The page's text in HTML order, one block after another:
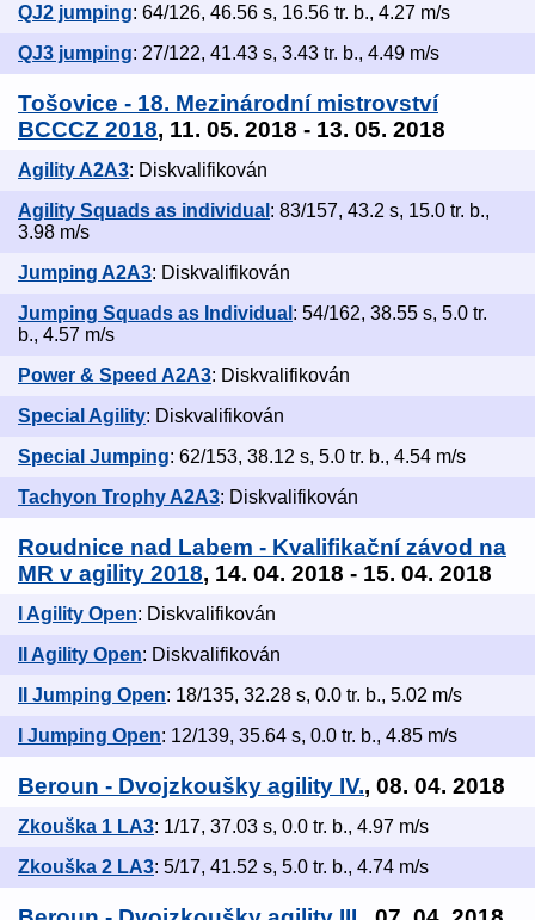
QJ2 jumping: 64/126, 46.56 s, 16.56 tr. b., 4.27 m/s
QJ3 jumping: 27/122, 41.43 s, 3.43 tr. b., 4.49 m/s
Tošovice - 18. Mezinárodní mistrovství
BCCCZ 2018, 11. 05. 2018 - 13. 05. 2018
Agility A2A3: Diskvalifikován
Agility Squads as individual : 83/157, 43.2 s, 15.0 tr. b.,
3.98 m/s
Jumping A2A3: Diskvalifikován
Jumping Squads as Individual : 54/162, 38.55 s, 5.0 tr.
b., 4.57 m/s
Power & Speed A2A3: Diskvalifikován
Special Agility: Diskvalifikován
Special Jumping: 62/153, 38.12 s, 5.0 tr. b., 4.54 m/s
Tachyon Trophy A2A3: Diskvalifikován
Roudnice nad Labem - Kvalifikační závod na
MR v agility 2018, 14. 04. 2018 - 15. 04. 2018
I Agility Open: Diskvalifikován
II Agility Open: Diskvalifikován
II Jumping Open: 18/135, 32.28 s, 0.0 tr. b., 5.02 m/s
I Jumping Open: 12/139, 35.64 s, 0.0 tr. b., 4.85 m/s
Beroun - Dvojzkoušky agility IV., 08. 04. 2018
Zkouška 1 LA3: 1/17, 37.03 s, 0.0 tr. b., 4.97 m/s
Zkouška 2 LA3: 5/17, 41.52 s, 5.0 tr. b., 4.74 m/s